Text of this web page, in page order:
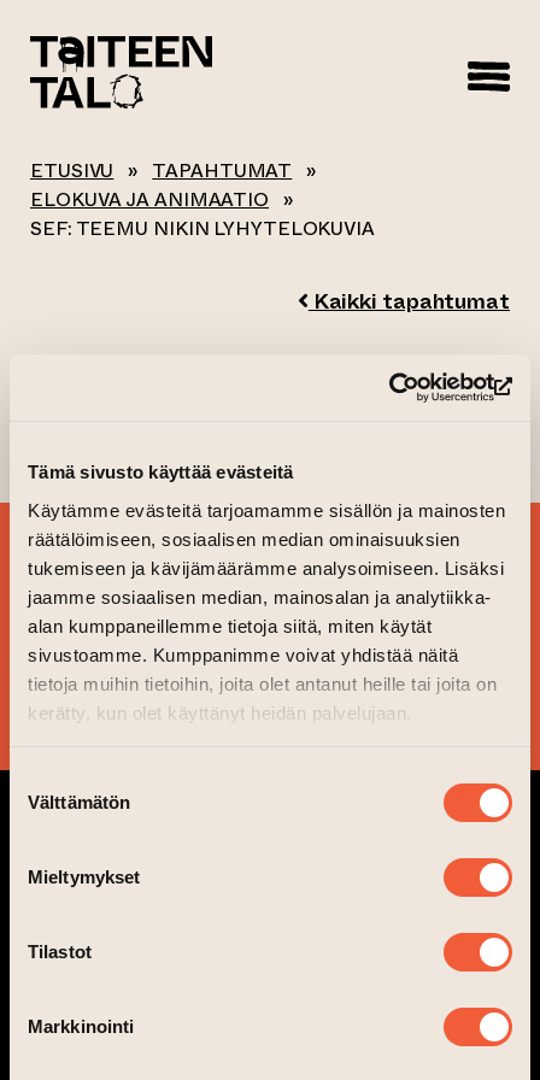
Tämä sivusto käyttää evästeitä
Käytämme evästeitä tarjoamamme sisällön ja mainosten
räätälöimiseen, sosiaalisen median ominaisuuksien
tukemiseen ja kävijämäärämme analysoimiseen. Lisäksi
jaamme sosiaalisen median, mainosalan ja analytiikka-
alan kumppaneillemme tietoja siitä, miten käytät
sivustoamme. Kumppanimme voivat yhdistää näitä
tietoja muihin tietoihin, joita olet antanut heille tai joita on
kerätty, kun olet käyttänyt heidän palvelujaan.
valinta
Välttämätön
Mieltymykset
Tilastot
Markkinointi
ETUSIVU » TAPAHTUMAT »
ELOKUVA JA ANIMAATIO »
SEF: TEEMU NIKIN LYHYTELOKUVIA
Kaikki tapahtumat
SEF: TEEMU NIKIN
LYHYTELOKUVIA
TILAA
UUTISKIRJEEMME JA
PYSY AJAN TASALLA!
KYLLÄ KIITOS!
Taiteen talo, Nunnankatu 4, 20700 Turku